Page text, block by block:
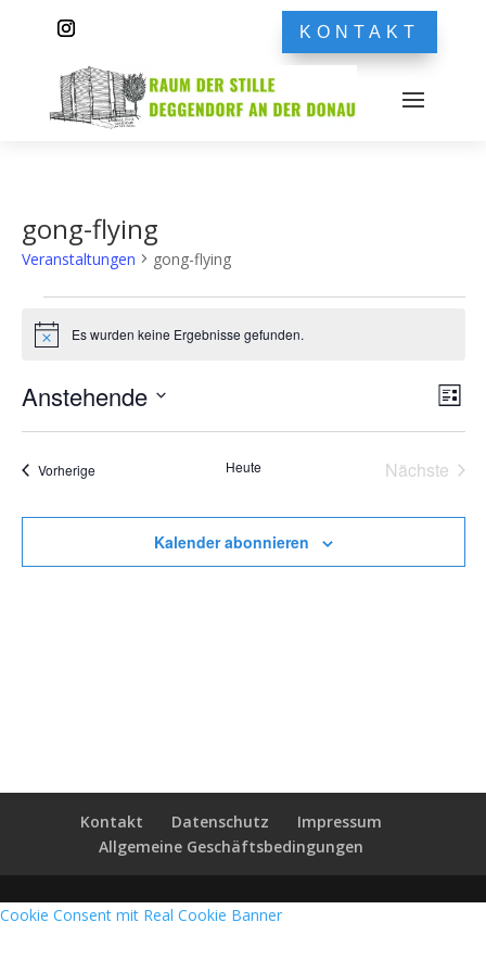
KONTAKT
gong-flying
Veranstaltungen gong-flying
Veranstaltungen
HinweisEs wurden keine Ergebnisse gefunden.
Liste
Anstehende
VorherigeVeranstaltungen Heute
Nächste
Kalender abonnieren
Kontakt Datenschutz
Impressum
Allgemeine Geschäftsbedingungen
Cookie Consent mit Real Cookie Banner